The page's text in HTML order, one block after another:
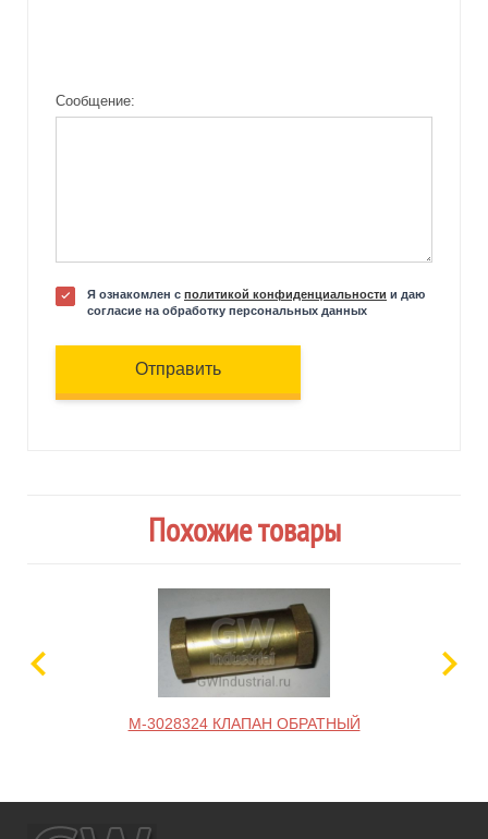
Сообщение:
Я ознакомлен с политикой конфиденциальности и даю
согласие на обработку персональных данных
Отправить
Похожие товары
M-3028324 КЛАПАН ОБРАТНЫЙ